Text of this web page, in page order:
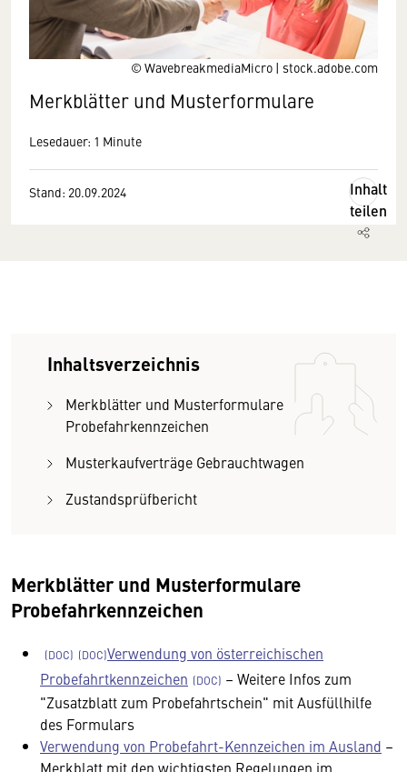
© WavebreakmediaMicro | stock.adobe.com
Merkblätter und Musterformulare
Lesedauer: 1 Minute
Stand: 20.09.2024
Inhalt
teilen
Inhaltsverzeichnis
Merkblätter und Musterformulare
Probefahrkennzeichen
Musterkaufverträge Gebrauchtwagen
Zustandsprüfbericht
Merkblätter und Musterformulare
Probefahrkennzeichen
Verwendung von österreichischen
Probefahrtkennzeichen
– Weitere Infos zum
"Zusatzblatt zum Probefahrtschein" mit Ausfüllhilfe
des Formulars
Verwendung von Probefahrt-Kennzeichen im Ausland –
Merkblatt mit den wichtigsten Regelungen im